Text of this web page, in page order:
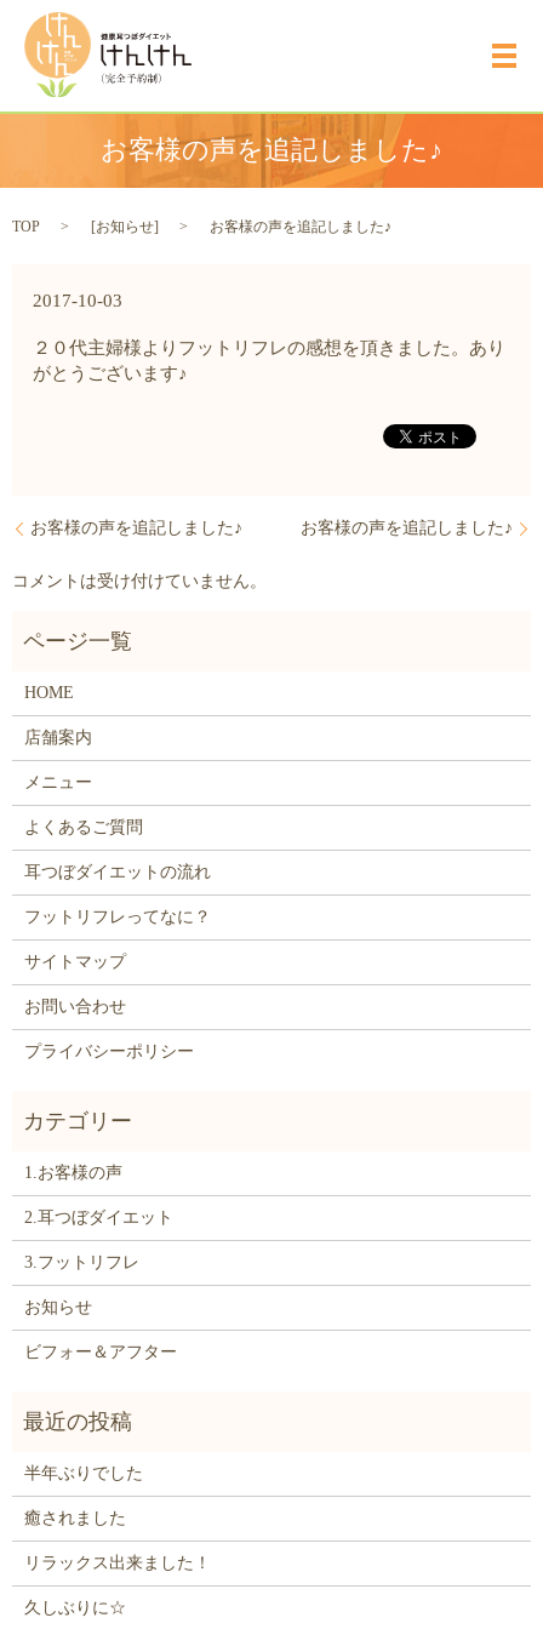
メ
お客様の声を追記しました♪
TOP [お知らせ] お客様の声を追記しました♪
2017-10-03
２０代主婦様よりフットリフレの感想を頂きました。あり
がとうございます♪
お客様の声を追記しました♪ お客様の声を追記しました♪
コメントは受け付けていません。
HOME
店舗案内
メニュー
よくあるご質問
耳つぼダイエットの流れ
フットリフレってなに？
サイトマップ
お問い合わせ
プライバシーポリシー
1.お客様の声
2.耳つぼダイエット
3.フットリフレ
お知らせ
ビフォー＆アフター
半年ぶりでした
癒されました
リラックス出来ました！
久しぶりに☆